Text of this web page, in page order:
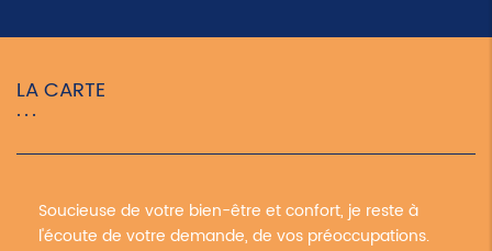
LA CARTE
Soucieuse de votre bien-être et confort, je reste à
l'écoute de votre demande, de vos préoccupations.